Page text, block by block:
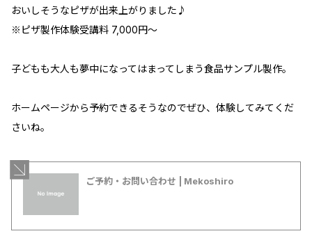
おいしそうなピザが出来上がりました♪
※ピザ製作体験受講料 7,000円～
子どもも大人も夢中になってはまってしまう食品サンプル製作。
ホームページから予約できるそうなのでぜひ、体験してみてくだ
さいね。
ご予約・お問い合わせ | Mekoshiro